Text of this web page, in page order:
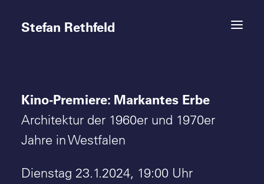
Stefan Rethfeld
Termine
Projekte
Vita
Kino-Premiere: Markantes Erbe
Architektur der 1960er und 1970er
Jahre in Westfalen
Dienstag 23.1.2024, 19:00 Uhr